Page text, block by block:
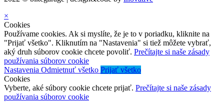
×
Cookies
Používame cookies. Ak si myslíte, že je to v poriadku, kliknite na
"Prijať všetko". Kliknutím na "Nastavenia" si tiež môžete vybrať,
aký druh súborov cookie chcete povoliť. Prečítajte si naše zásady
používania súborov cookie
Nastavenia Odmietnuť všetko Prijať všetko
Cookies
Vyberte, aké súbory cookie chcete prijať. Prečítajte si naše zásady
používania súborov cookie